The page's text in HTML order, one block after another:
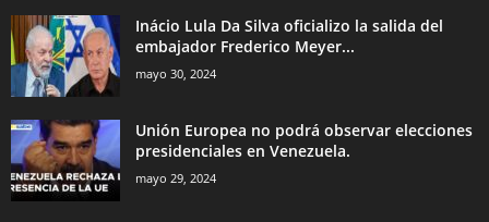
Inácio Lula Da Silva oficializo la salida del
embajador Frederico Meyer...
mayo 30, 2024
Unión Europea no podrá observar elecciones
presidenciales en Venezuela.
mayo 29, 2024